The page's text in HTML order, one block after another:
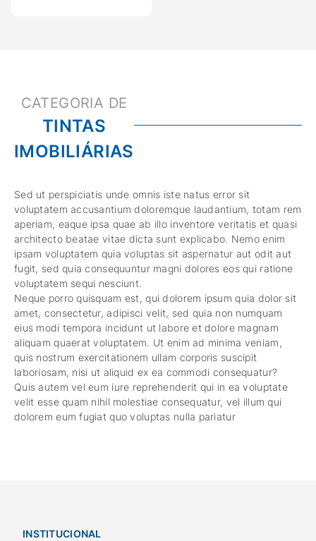
TINTAS
IMOBILIÁRIAS
Sed ut perspiciatis unde omnis iste natus error sit
voluptatem accusantium doloremque laudantium, totam rem
aperiam, eaque ipsa quae ab illo inventore veritatis et quasi
architecto beatae vitae dicta sunt explicabo. Nemo enim
ipsam voluptatem quia voluptas sit aspernatur aut odit aut
fugit, sed quia consequuntur magni dolores eos qui ratione
voluptatem sequi nesciunt.
Neque porro quisquam est, qui dolorem ipsum quia dolor sit
amet, consectetur, adipisci velit, sed quia non numquam
eius modi tempora incidunt ut labore et dolore magnam
aliquam quaerat voluptatem. Ut enim ad minima veniam,
quis nostrum exercitationem ullam corporis suscipit
laboriosam, nisi ut aliquid ex ea commodi consequatur?
Quis autem vel eum iure reprehenderit qui in ea voluptate
velit esse quam nihil molestiae consequatur, vel illum qui
dolorem eum fugiat quo voluptas nulla pariatur
INSTITUCIONAL